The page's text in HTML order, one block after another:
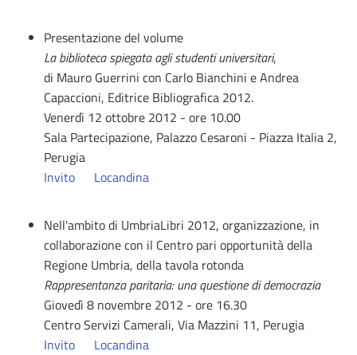
Presentazione del volume
La biblioteca spiegata agli studenti universitari,
di Mauro Guerrini con Carlo Bianchini e Andrea
Capaccioni, Editrice Bibliografica 2012.
Venerdì 12 ottobre 2012 - ore 10.00
Sala Partecipazione, Palazzo Cesaroni - Piazza Italia 2,
Perugia
Invito
Locandina
Nell'ambito di UmbriaLibri 2012, organizzazione, in
collaborazione con il Centro pari opportunità della
Regione Umbria, della tavola rotonda
Rappresentanza paritaria: una questione di democrazia
Giovedì 8 novembre 2012 - ore 16.30
Centro Servizi Camerali, Via Mazzini 11, Perugia
Invito
Locandina